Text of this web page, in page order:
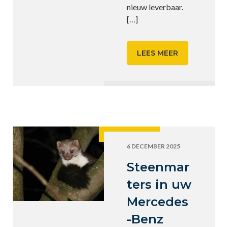
nieuw leverbaar.
[…]
LEES MEER
6 DECEMBER 2025
Steenmar
ters in uw
Mercedes
-Benz